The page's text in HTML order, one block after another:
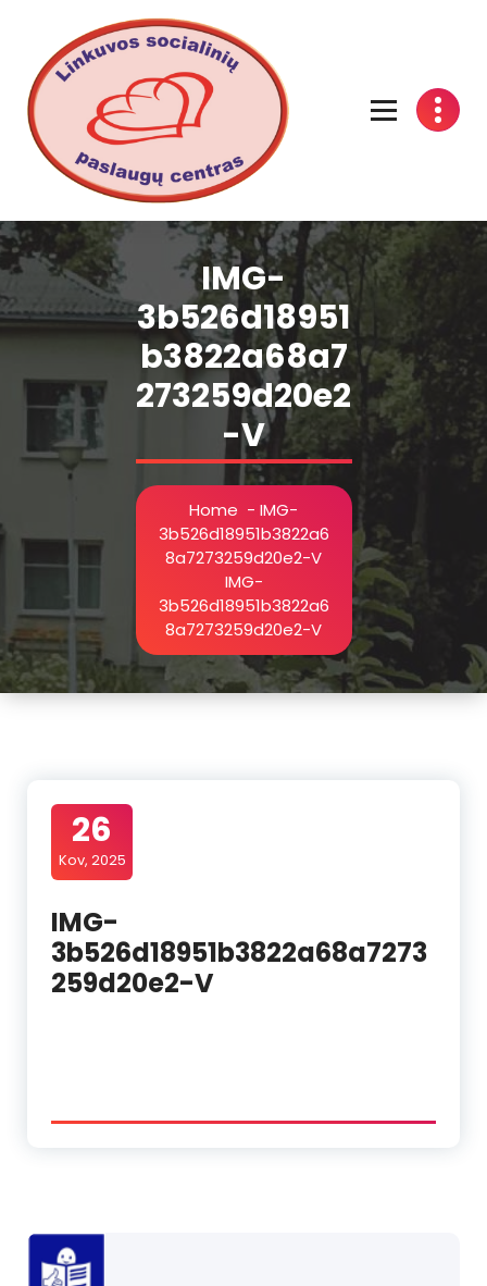
IMG-
3b526d18951
b3822a68a7
273259d20e2
-V
Home - IMG-
3b526d18951b3822a6
8a7273259d20e2-V
IMG-
3b526d18951b3822a6
8a7273259d20e2-V
26
Kov, 2025
IMG-
3b526d18951b3822a68a7273
259d20e2-V